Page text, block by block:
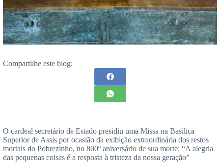
Compartilhe este blog:
O cardeal secretário de Estado presidiu uma Missa na Basílica
Superior de Assis por ocasião da exibição extraordinária dos restos
mortais do Pobrezinho, no 800º aniversário de sua morte: “A alegria
das pequenas coisas é a resposta à tristeza da nossa geração”